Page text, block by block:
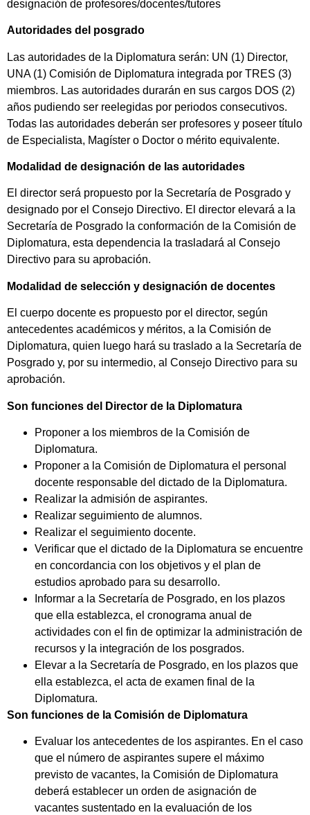
designación de profesores/docentes/tutores
Autoridades del posgrado
Las autoridades de la Diplomatura serán: UN (1) Director,
UNA (1) Comisión de Diplomatura integrada por TRES (3)
miembros. Las autoridades durarán en sus cargos DOS (2)
años pudiendo ser reelegidas por periodos consecutivos.
Todas las autoridades deberán ser profesores y poseer título
de Especialista, Magíster o Doctor o mérito equivalente.
Modalidad de designación de las autoridades
El director será propuesto por la Secretaría de Posgrado y
designado por el Consejo Directivo. El director elevará a la
Secretaría de Posgrado la conformación de la Comisión de
Diplomatura, esta dependencia la trasladará al Consejo
Directivo para su aprobación.
Modalidad de selección y designación de docentes
El cuerpo docente es propuesto por el director, según
antecedentes académicos y méritos, a la Comisión de
Diplomatura, quien luego hará su traslado a la Secretaría de
Posgrado y, por su intermedio, al Consejo Directivo para su
aprobación.
Son funciones del Director de la Diplomatura
Proponer a los miembros de la Comisión de
Diplomatura.
Proponer a la Comisión de Diplomatura el personal
docente responsable del dictado de la Diplomatura.
Realizar la admisión de aspirantes.
Realizar seguimiento de alumnos.
Realizar el seguimiento docente.
Verificar que el dictado de la Diplomatura se encuentre
en concordancia con los objetivos y el plan de
estudios aprobado para su desarrollo.
Informar a la Secretaría de Posgrado, en los plazos
que ella establezca, el cronograma anual de
actividades con el fin de optimizar la administración de
recursos y la integración de los posgrados.
Elevar a la Secretaría de Posgrado, en los plazos que
ella establezca, el acta de examen final de la
Diplomatura.
Son funciones de la Comisión de Diplomatura
Evaluar los antecedentes de los aspirantes. En el caso
que el número de aspirantes supere el máximo
previsto de vacantes, la Comisión de Diplomatura
deberá establecer un orden de asignación de
vacantes sustentado en la evaluación de los